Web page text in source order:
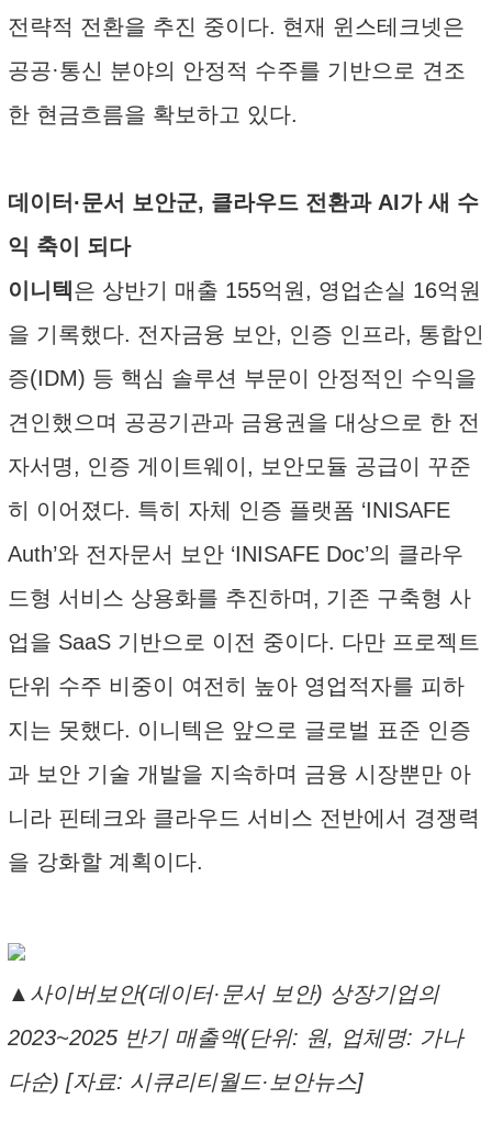
전략적 전환을 추진 중이다. 현재 윈스테크넷은
공공·통신 분야의 안정적 수주를 기반으로 견조
한 현금흐름을 확보하고 있다.
데이터·문서 보안군, 클라우드 전환과 AI가 새 수
익 축이 되다
이니텍 은 상반기 매출 155억원, 영업손실 16억원
을 기록했다. 전자금융 보안, 인증 인프라, 통합인
증(IDM) 등 핵심 솔루션 부문이 안정적인 수익을
견인했으며 공공기관과 금융권을 대상으로 한 전
자서명, 인증 게이트웨이, 보안모듈 공급이 꾸준
히 이어졌다. 특히 자체 인증 플랫폼 ‘INISAFE
Auth’와 전자문서 보안 ‘INISAFE Doc’의 클라우
드형 서비스 상용화를 추진하며, 기존 구축형 사
업을 SaaS 기반으로 이전 중이다. 다만 프로젝트
단위 수주 비중이 여전히 높아 영업적자를 피하
지는 못했다. 이니텍은 앞으로 글로벌 표준 인증
과 보안 기술 개발을 지속하며 금융 시장뿐만 아
니라 핀테크와 클라우드 서비스 전반에서 경쟁력
을 강화할 계획이다.
▲사이버보안(데이터·문서 보안) 상장기업의
2023~2025 반기 매출액(단위: 원, 업체명: 가나
다순) [자료: 시큐리티월드·보안뉴스]